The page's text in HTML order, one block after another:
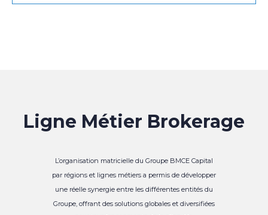
Ligne Métier Brokerage
L’organisation matricielle du Groupe BMCE Capital
par régions et lignes métiers a permis de développer
une réelle synergie entre les différentes entités du
Groupe, offrant des solutions globales et diversifiées